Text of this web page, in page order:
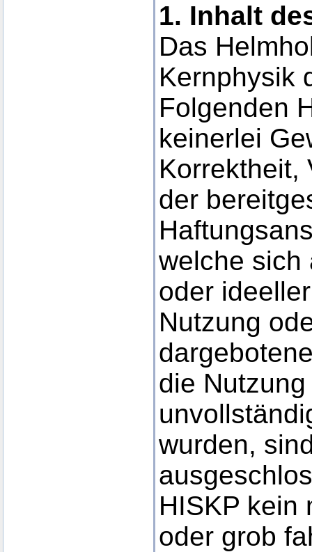
1. Inhalt
Das
Kernphysik
Folgenden
keinerlei
Korrektheit,
der
welche sich
oder
Nutzung
die
wurden,
HISKP kein
oder grob